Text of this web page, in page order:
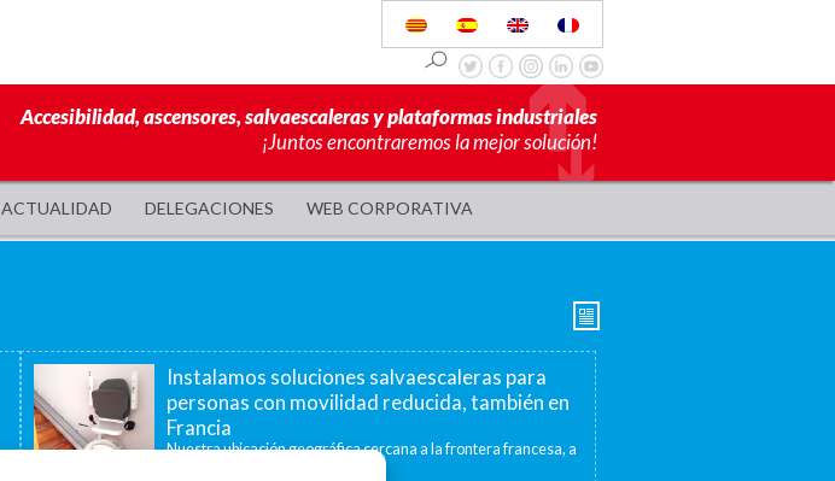
Accesibilidad, ascensores, salvaescaleras y plataformas industriales
¡Juntos encontraremos la mejor solución!
ACTUALIDAD DELEGACIONES WEB CORPORATIVA
Instalamos soluciones salvaescaleras para
personas con movilidad reducida, también en
Francia
Nuestra ubicación geográfica cercana a la frontera francesa, a
40 minutos, nos permite ofrecer...